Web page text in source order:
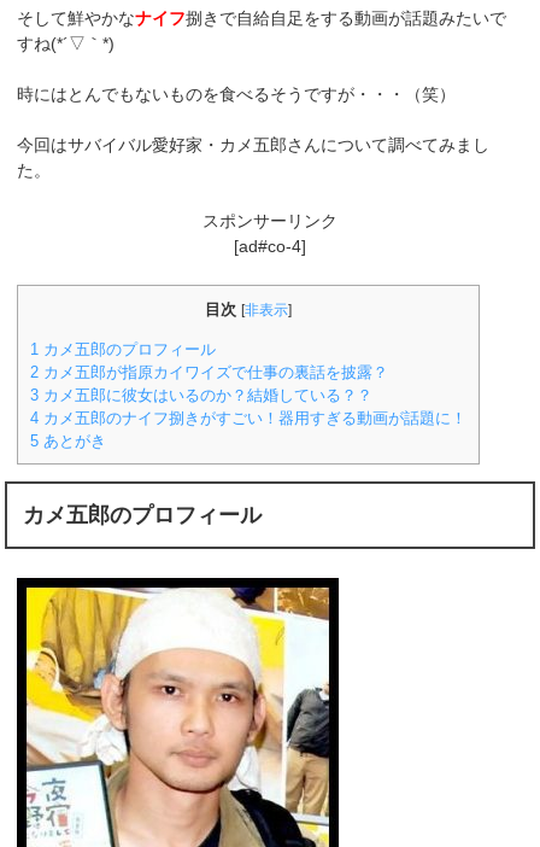
そして鮮やかなナイフ捌きで自給自足をする動画が話題みたいで
すね(*´▽｀*)
時にはとんでもないものを食べるそうですが・・・（笑）
今回はサバイバル愛好家・カメ五郎さんについて調べてみまし
た。
スポンサーリンク
[ad#co-4]
目次 [非表示]
1 カメ五郎のプロフィール
2 カメ五郎が指原カイワイズで仕事の裏話を披露？
3 カメ五郎に彼女はいるのか？結婚している？？
4 カメ五郎のナイフ捌きがすごい！器用すぎる動画が話題に！
5 あとがき
カメ五郎のプロフィール